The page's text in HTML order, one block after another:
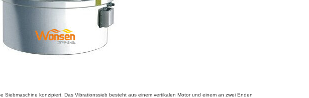
Siebmaschine konzipiert. Das Vibrationssieb besteht aus einem vertikalen Motor und einem an zwei Enden